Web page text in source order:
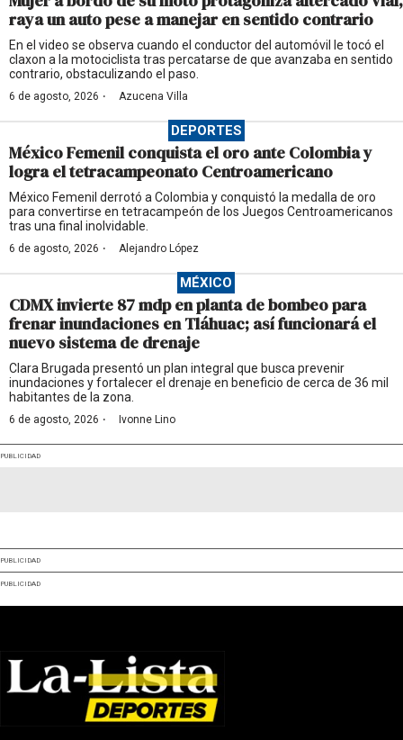
raya un auto pese a manejar en sentido contrario
En el video se observa cuando el conductor del automóvil le tocó el
claxon a la motociclista tras percatarse de que avanzaba en sentido
contrario, obstaculizando el paso.
6 de agosto, 2026 · Azucena Villa
DEPORTES
México Femenil conquista el oro ante Colombia y
logra el tetracampeonato Centroamericano
México Femenil derrotó a Colombia y conquistó la medalla de oro
para convertirse en tetracampeón de los Juegos Centroamericanos
tras una final inolvidable.
6 de agosto, 2026 · Alejandro López
MÉXICO
CDMX invierte 87 mdp en planta de bombeo para
frenar inundaciones en Tláhuac; así funcionará el
nuevo sistema de drenaje
Clara Brugada presentó un plan integral que busca prevenir
inundaciones y fortalecer el drenaje en beneficio de cerca de 36 mil
habitantes de la zona.
6 de agosto, 2026 · Ivonne Lino
PUBLICIDAD
PUBLICIDAD
PUBLICIDAD